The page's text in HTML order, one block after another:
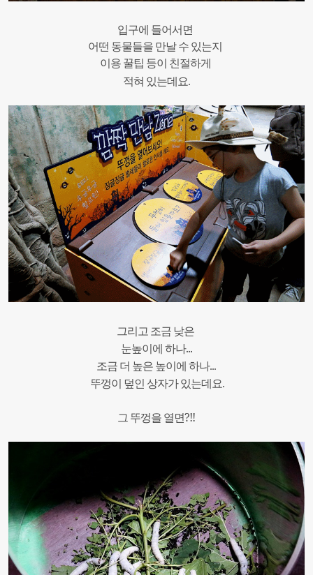
입구에 들어서면
어떤 동물들을 만날 수 있는지
이용 꿀팁 등이 친절하게
적혀 있는데요.
그리고 조금 낮은
눈높이에 하나...
조금 더 높은 높이에 하나...
뚜껑이
덮인 상자가 있는데요.
그 뚜껑을 열면?!!